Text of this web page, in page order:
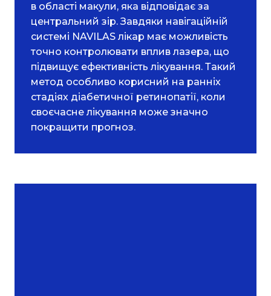
в області макули, яка відповідає за
центральний зір. Завдяки навігаційній
системі NAVILAS лікар має можливість
точно контролювати вплив лазера, що
підвищує ефективність лікування. Такий
метод особливо корисний на ранніх
стадіях діабетичної ретинопатії, коли
своєчасне лікування може значно
покращити прогноз.